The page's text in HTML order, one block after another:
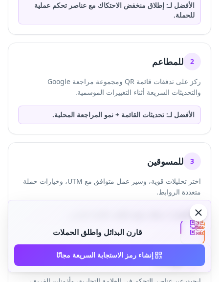
الأفضل لـ: إطلاق منخفض الاحتكاك مع عناصر تحكم عملية
للحملة.
2 للمطاعم
ركز على تدفقات قائمة QR ومجموعة مراجعة Google
والتحديثات السريعة أثناء التغييرات الموسمية.
الأفضل لـ: تحديثات القائمة + نمو المراجعة المحلية.
3 للمسوقين
اختر تحليلات قوية، وسير عمل متوافق مع UTM، وخيارات حملة
متعددة الروابط.
الأفضل لـ: حملات توليد الطلب القابلة للقياس.
للوكالات
قارن البدائل واطلق الحملات
إنشاء رمز الاستجابة السريعة مجانًا